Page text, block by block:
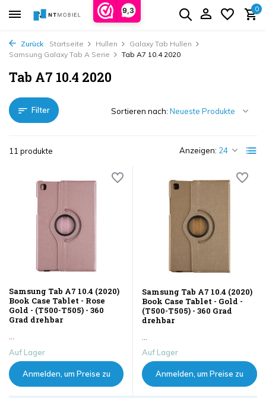
9,3 0
Zurück Startseite Hullen
Galaxy Tab Hullen
Samsung Galaxy Tab A Serie
Tab A7 10.4 2020
Tab A7 10.4 2020
Filter
11 produkte Anzeigen:
Sortieren nach:
Samsung Tab A7 10.4 (2020)
Book Case Tablet - Rose
Gold - (T500-T505) - 360
Grad drehbar
Auf Lager
Anmelden, um Preise zu
Samsung Tab A7 10.4 (2020)
Book Case Tablet - Gold -
(T500-T505) - 360 Grad
drehbar
Auf Lager
Anmelden, um Preise zu